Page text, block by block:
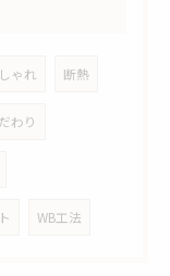
ゃれ 断熱
わり
WB工法